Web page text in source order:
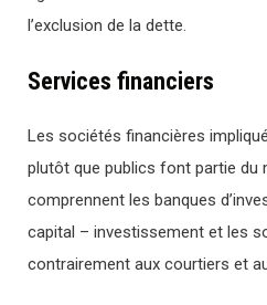
l’exclusion de la dette.
Services financiers
Les sociétés financières
plutôt que publics font partie du
comprennent les banques
capital – investissement et les
contrairement aux courtiers et